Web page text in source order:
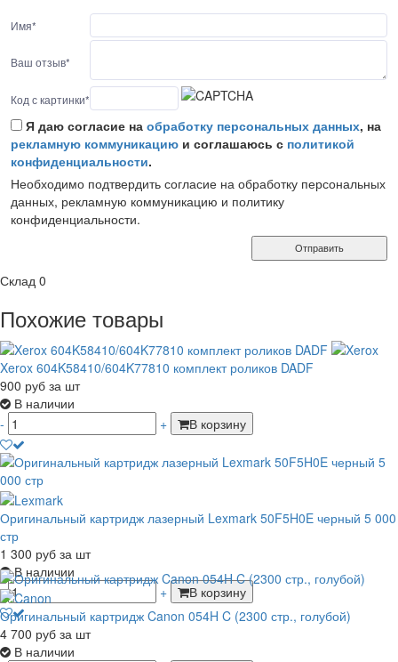
Имя*
Ваш отзыв*
Код с картинки*
Я даю согласие на обработку персональных данных, на
рекламную коммуникацию и соглашаюсь с политикой
конфиденциальности.
Необходимо подтвердить согласие на обработку персональных
данных, рекламную коммуникацию и политику
конфиденциальности.
Отправить
Склад 0
Похожие товары
Xerox 604K58410/604K77810 комплект роликов DADF
900 руб за шт
В наличии
-
+ В корзину
Оригинальный картридж лазерный Lexmark 50F5H0E черный 5 000
стр
1 300 руб за шт
В наличии
-
+
В корзину
Оригинальный картридж Canon 054H C (2300 стр., голубой)
4 700 руб за шт
В наличии